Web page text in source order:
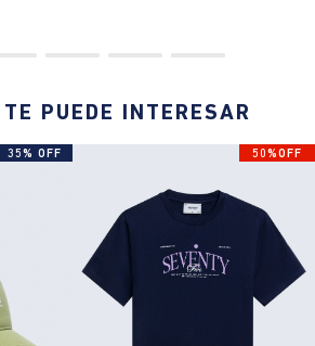
PUEDE INTERESAR
35% OFF 50%OFF